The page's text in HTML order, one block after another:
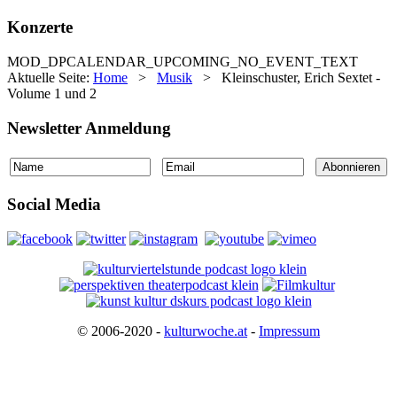
Konzerte
MOD_DPCALENDAR_UPCOMING_NO_EVENT_TEXT
Aktuelle Seite: Home > Musik > Kleinschuster, Erich Sextet -
Volume 1 und 2
Newsletter Anmeldung
Social Media
© 2006-2020 - kulturwoche.at - Impressum